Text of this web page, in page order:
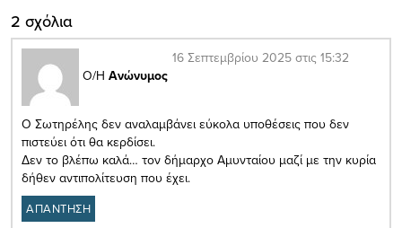
2 σχόλια
Ο/Η Ανώνυμος
16 Σεπτεμβρίου 2025 στις 15:32
Ο Σωτηρέλης δεν αναλαμβάνει εύκολα υποθέσεις που δεν
πιστεύει ότι θα κερδίσει.
Δεν το βλέπω καλά… τον δήμαρχο Αμυνταίου μαζί με την κυρία
δήθεν αντιπολίτευση που έχει.
ΑΠΑΝΤΗΣΗ